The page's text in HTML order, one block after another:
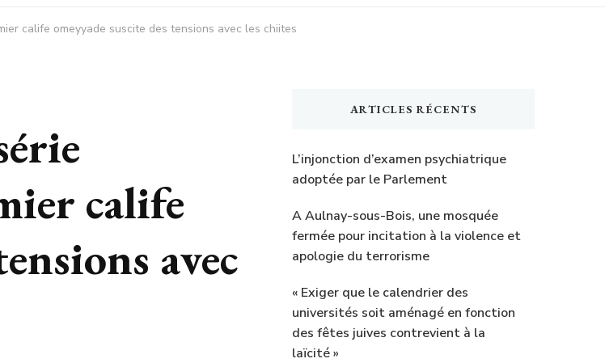
calife omeyyade suscite des tensions avec les chiites
calife
avec
ARTICLES RÉCENTS
L’injonction d’examen psychiatrique
adoptée par le Parlement
A Aulnay-sous-Bois, une mosquée
fermée pour incitation à la violence et
apologie du terrorisme
« Exiger que le calendrier des
universités soit aménagé en fonction
des fêtes juives contrevient à la
laïcité »